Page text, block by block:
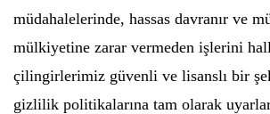
müdahalelerinde, hassas davranır ve
mülkiyetine zarar vermeden işlerini
çilingirlerimiz güvenli ve lisanslı bir
gizlilik politikalarına tam olarak